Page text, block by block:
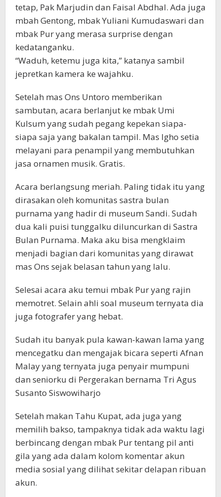
tetap, Pak Marjudin dan Faisal Abdhal. Ada juga
mbah Gentong, mbak Yuliani Kumudaswari dan
mbak Pur yang merasa surprise dengan
kedatanganku.
“Waduh, ketemu juga kita,” katanya sambil
jepretkan kamera ke wajahku.
Setelah mas Ons Untoro memberikan
sambutan, acara berlanjut ke mbak Umi
Kulsum yang sudah pegang kepekan siapa-
siapa saja yang bakalan tampil. Mas Igho setia
melayani para penampil yang membutuhkan
jasa ornamen musik. Gratis.
Acara berlangsung meriah. Paling tidak itu yang
dirasakan oleh komunitas sastra bulan
purnama yang hadir di museum Sandi. Sudah
dua kali puisi tunggalku diluncurkan di Sastra
Bulan Purnama. Maka aku bisa mengklaim
menjadi bagian dari komunitas yang dirawat
mas Ons sejak belasan tahun yang lalu.
Selesai acara aku temui mbak Pur yang rajin
memotret. Selain ahli soal museum ternyata dia
juga fotografer yang hebat.
Sudah itu banyak pula kawan-kawan lama yang
mencegatku dan mengajak bicara seperti Afnan
Malay yang ternyata juga penyair mumpuni
dan seniorku di Pergerakan bernama Tri Agus
Susanto Siswowiharjo
Setelah makan Tahu Kupat, ada juga yang
memilih bakso, tampaknya tidak ada waktu lagi
berbincang dengan mbak Pur tentang pil anti
gila yang ada dalam kolom komentar akun
media sosial yang dilihat sekitar delapan ribuan
akun.